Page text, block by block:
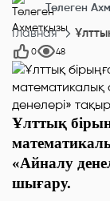
Төлеген
Главная
0 48
Ұлттық
«Айналу
шығару.